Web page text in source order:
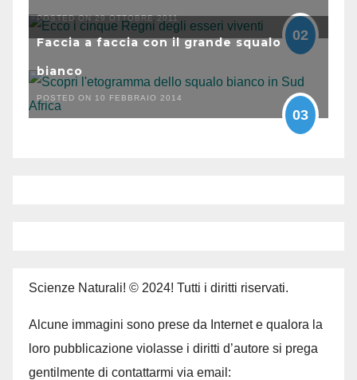
POSTED ON 29 OTTOBRE 2011
02
Faccia a faccia con il grande squalo
bianco
POSTED ON 10 FEBBRAIO 2014
03
Scienze Naturali! © 2024! Tutti i diritti riservati.
Alcune immagini sono prese da Internet e qualora la
loro pubblicazione violasse i diritti d’autore si prega
gentilmente di contattarmi via email: